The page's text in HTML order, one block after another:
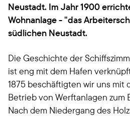
Neustadt. Im Jahr 1900
Wohnanlage - "das
südlichen Neustadt.
Die Geschichte der
ist eng mit dem Hafen
1875 beschäftigten wir uns mit
Betrieb von Werftanlagen zum
Nach dem Niedergang des